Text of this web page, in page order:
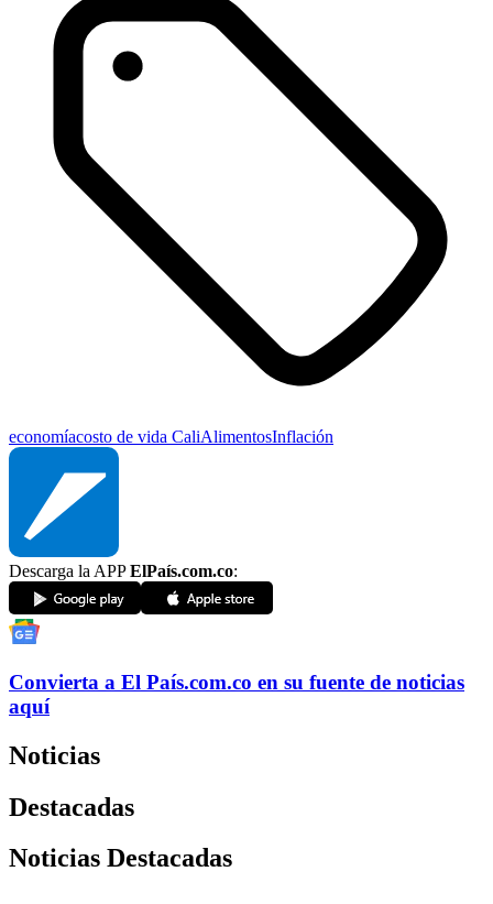
economíacosto de vida CaliAlimentosInflación
Descarga la APPElPaís.com.co:
Convierta a El País.com.co en su fuente de noticias
aquí
Noticias
Destacadas
Noticias Destacadas